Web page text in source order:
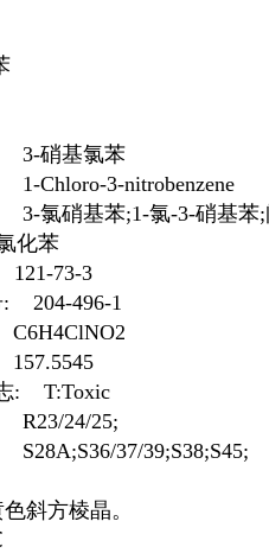
: 3-硝基氯苯
Chloro-3-nitrobenzene
3-氯硝基苯;1-氯-3-硝基苯
化苯
73-3
: 204-496-1
: T:Toxic
R23/24/25;
37/39;S38;S45;
斜方棱晶。